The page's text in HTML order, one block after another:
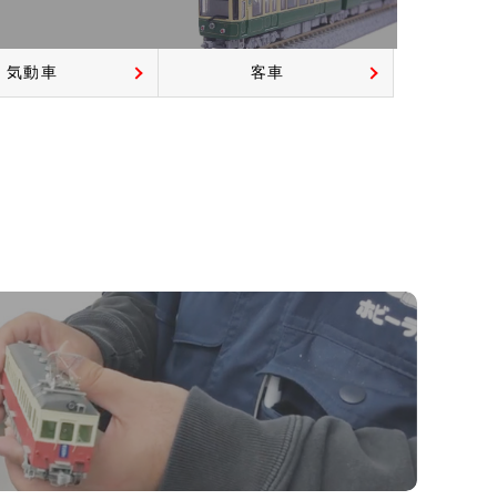
気動車 客車